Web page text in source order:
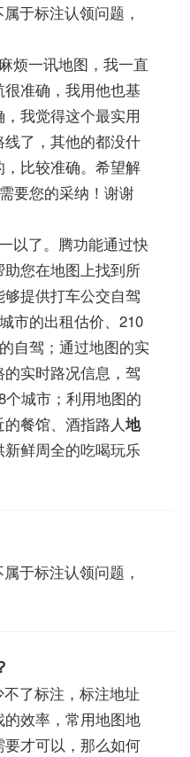
于标注认领问题，
烦一讯地图，我一直
准确，我用他也基
我觉得这个最实用
了，其他的都没什
比较准确。希望解
要您的采纳！谢谢
以了。腾功能通过快
您在地图上找到所
提供打车公交自驾
市的出租估价、210
自驾；通过地图的实
实时路况信息，驾
城市；利用地图的
餐馆、酒指路人地
鲜周全的吃喝玩乐
于标注认领问题，
了标注，标注地址
效率，常用地图地
才可以，那么如何